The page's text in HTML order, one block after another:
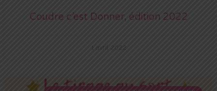
Coudre c’est Donner, édition 2022
1 avril 2022